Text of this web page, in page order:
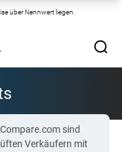
über Nennwert liegen.
sind
Verkäufern mit